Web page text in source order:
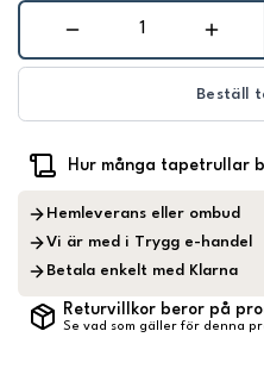
Beställ
Hur många tapetrullar
Hemleverans eller ombud
Vi är med i Trygg e-handel
Betala enkelt med Klarna
Returvillkor beror på
Se vad som gäller för denna